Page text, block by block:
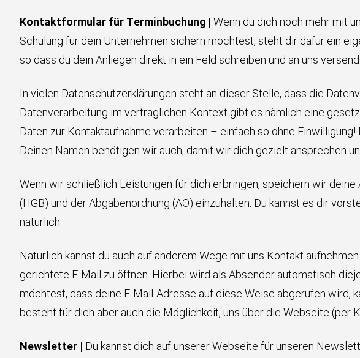
Kontaktformular für Terminbuchung | Wenn du dich noch mehr mit
Schulung für dein Unternehmen sichern möchtest, steht dir dafür ein
so dass du dein Anliegen direkt in ein Feld schreiben und an uns
In vielen Datenschutzerklärungen steht an dieser Stelle, dass die
Datenverarbeitung im vertraglichen Kontext gibt es nämlich eine
Daten zur Kontaktaufnahme verarbeiten – einfach so ohne
Deinen Namen benötigen wir auch, damit wir dich gezielt ansprechen
Wenn wir schließlich Leistungen für dich erbringen, speichern wir
(HGB) und der Abgabenordnung (AO) einzuhalten. Du kannst es dir
natürlich.
Natürlich kannst du auch auf anderem Wege mit uns Kontakt
gerichtete E-Mail zu öffnen. Hierbei wird als Absender automatisch
möchtest, dass deine E-Mail-Adresse auf diese Weise abgerufen wird,
besteht für dich aber auch die Möglichkeit, uns über die Webseite (per
Newsletter | Du kannst dich auf unserer Webseite für unseren